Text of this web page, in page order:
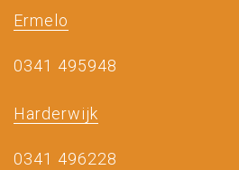
Ermelo
0341 495948
Harderwijk
0341 496228